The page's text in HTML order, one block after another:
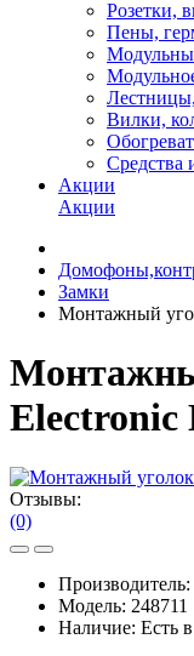
Розетки,
Пены,
Вилки,
Средства
Акции
Акции
Замки
Монтажный
Electronic
Отзывы:
(0)
Производитель:
Модель: 248711
Наличие: Есть